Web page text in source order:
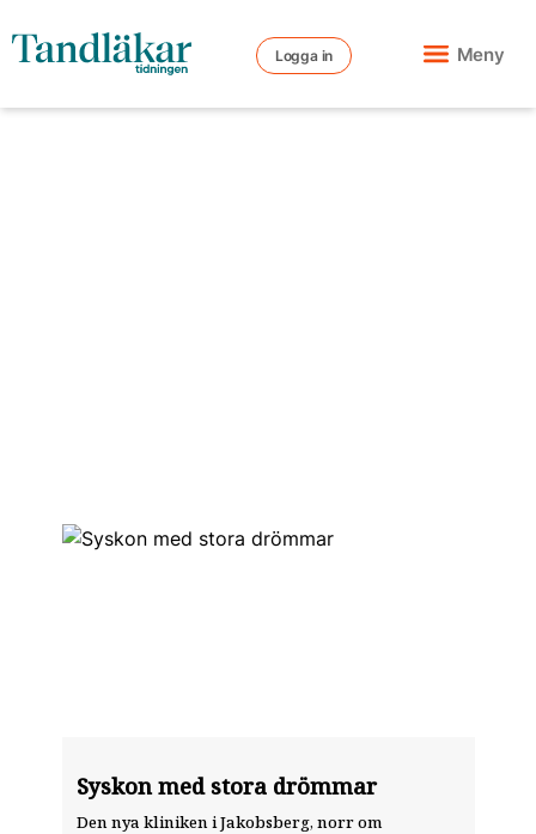
Logga in Meny
Syskon med stora drömmar
Den nya kliniken i Jakobsberg, norr om